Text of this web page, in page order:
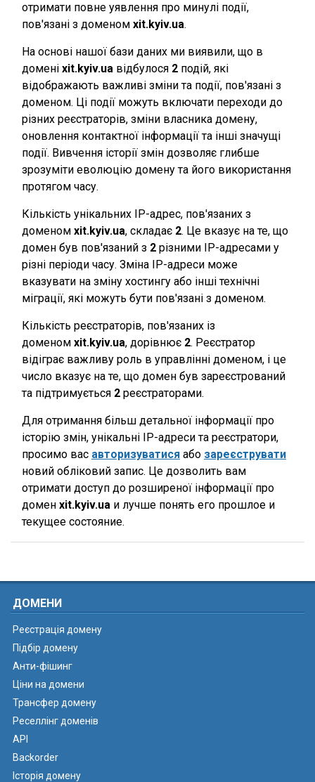
отримати повне уявлення про минулі події,
пов'язані з доменом xit.kyiv.ua.
На основі нашої бази даних ми виявили, що в
домені xit.kyiv.ua відбулося 2 подій, які
відображають важливі зміни та події, пов'язані з
доменом. Ці події можуть включати переходи до
різних реєстраторів, зміни власника домену,
оновлення контактної інформації та інші значущі
події. Вивчення історії змін дозволяє глибше
зрозуміти еволюцію домену та його використання
протягом часу.
Кількість унікальних IP-адрес, пов'язаних з
доменом xit.kyiv.ua, складає 2. Це вказує на те, що
домен був пов'язаний з 2 різними IP-адресами у
різні періоди часу. Зміна IP-адреси може
вказувати на зміну хостингу або інші технічні
міграції, які можуть бути пов'язані з доменом.
Кількість реєстраторів, пов'язаних із
доменом xit.kyiv.ua, дорівнює 2. Реєстратор
відіграє важливу роль в управлінні доменом, і це
число вказує на те, що домен був зареєстрований
та підтримується 2 реєстраторами.
Для отримання більш детальної інформації про
історію змін, унікальні IP-адреси та реєстратори,
просимо вас авторизуватися або зареєструвати
новий обліковий запис. Це дозволить вам
отримати доступ до розширеної інформації про
домен xit.kyiv.ua и лучше понять его прошлое и
текущее состояние.
ДОМЕНИ
Реєстрація домену
Підбір домену
Анти-фішинг
Ціни на домени
Трансфер домену
Реселлінг доменів
API
Backorder
Історія домену